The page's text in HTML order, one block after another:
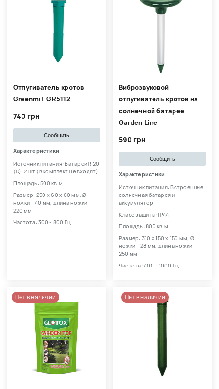
Отпугиватель кротов
Greenmill GR5112
740 грн
Сообщить
Характеристики
Источник питания: Батареи R 20
(D), 2 шт (в комплект не входят)
Площадь: 500 кв.м
Размер: 250 х 60 х 60 мм, Ø
ножки - 40 мм, длина ножки -
220 мм
Частота: 300 - 800 Гц
Виброзвуковой
отпугиватель кротов на
солнечной батарее
Garden Line
590 грн
Сообщить
Характеристики
Источник питания: Встроенные
солнечная батарея и
аккумулятор
Класс защиты: IP44
Площадь: 800 кв.м
Размер: 310 х 150 х 150 мм, Ø
ножки - 28 мм, длина ножки -
250 мм
Частота: 400 - 1000 Гц
Нет в наличии Нет в наличии